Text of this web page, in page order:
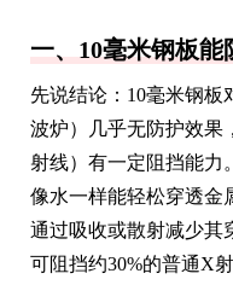
一、10毫米钢板能
先说结论：10毫米钢板
波炉）几乎无防护效果
射线）有一定阻挡能力
像水一样能轻松穿透金
通过吸收或散射减少其
可阻挡约30%的普通X